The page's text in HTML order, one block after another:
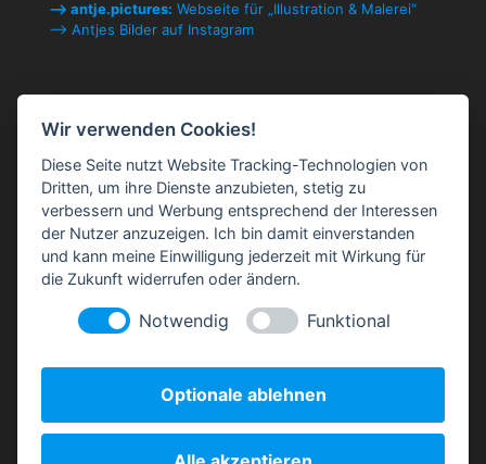
⟶ antje.pictures: Webseite für „Illustration & Malerei“
⟶ Antjes Bilder auf Instagram
Datenschutzerklärung
Cookie-Einstellungen ändern
AGB
Wir verwenden Cookies!
Diese Seite nutzt Website Tracking-Technologien von
Dritten, um ihre Dienste anzubieten, stetig zu
verbessern und Werbung entsprechend der Interessen
der Nutzer anzuzeigen. Ich bin damit einverstanden
und kann meine Einwilligung jederzeit mit Wirkung für
die Zukunft widerrufen oder ändern.
Notwendig Funktional
Optionale ablehnen